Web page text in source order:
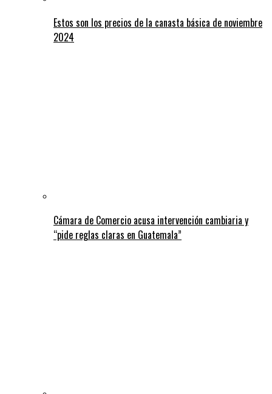
Estos son los precios de la canasta básica de noviembre
2024
Cámara de Comercio acusa intervención cambiaria y
“pide reglas claras en Guatemala”